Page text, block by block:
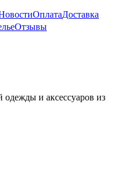
ОплатаДоставка
Отзывы
одежды и аксессуаров из